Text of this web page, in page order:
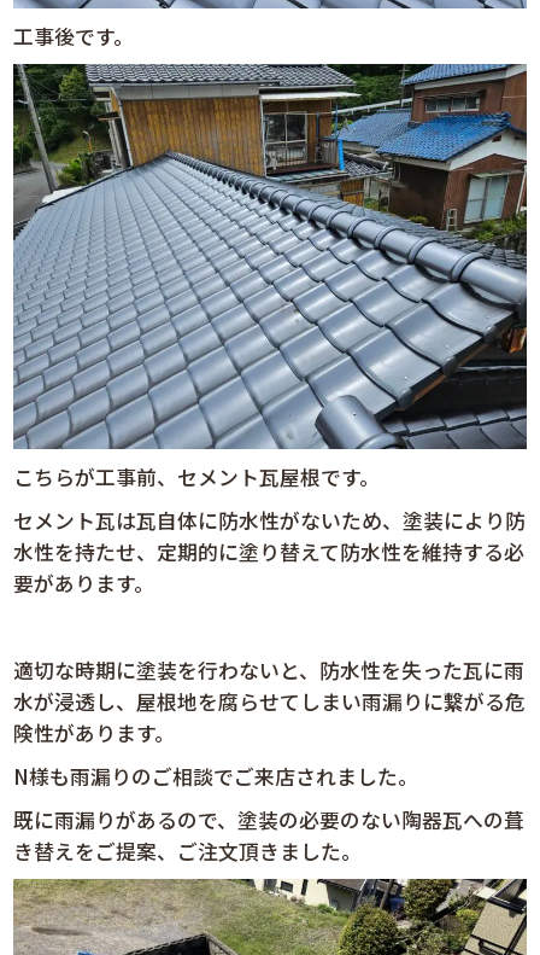
工事後です。
こちらが工事前、セメント瓦屋根です。
セメント瓦は瓦自体に防水性がないため、塗装により防
水性を持たせ、定期的に塗り替えて防水性を維持する必
要があります。
適切な時期に塗装を行わないと、防水性を失った瓦に雨
水が浸透し、屋根地を腐らせてしまい雨漏りに繋がる危
険性があります。
N様も雨漏りのご相談でご来店されました。
既に雨漏りがあるので、塗装の必要のない陶器瓦への葺
き替えをご提案、ご注文頂きました。